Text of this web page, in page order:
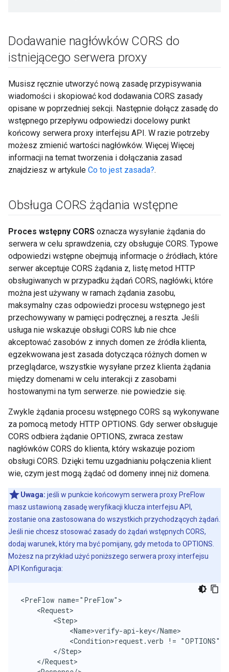
Dodawanie nagłówków CORS do
istniejącego serwera proxy
Musisz ręcznie utworzyć nową zasadę przypisywania
wiadomości i skopiować kod dodawania CORS zasady
opisane w poprzedniej sekcji. Następnie dołącz zasadę do
wstępnego przepływu odpowiedzi docelowy punkt
końcowy serwera proxy interfejsu API. W razie potrzeby
możesz zmienić wartości nagłówków. Więcej Więcej
informacji na temat tworzenia i dołączania zasad
znajdziesz w artykule Co to jest zasada?.
Obsługa CORS żądania wstępne
Proces wstępny CORS oznacza wysyłanie żądania do
serwera w celu sprawdzenia, czy obsługuje CORS. Typowe
odpowiedzi wstępne obejmują informacje o źródłach, które
serwer akceptuje CORS żądania z, listę metod HTTP
obsługiwanych w przypadku żądań CORS, nagłówki, które
można jest używany w ramach żądania zasobu,
maksymalny czas odpowiedzi procesu wstępnego jest
przechowywany w pamięci podręcznej, a reszta. Jeśli
usługa nie wskazuje obsługi CORS lub nie chce
akceptować zasobów z innych domen ze źródła klienta,
egzekwowana jest zasada dotycząca różnych domen w
przeglądarce, wszystkie wysyłane przez klienta żądania
między domenami w celu interakcji z zasobami
hostowanymi na tym serwerze. nie powiedzie się.
Zwykle żądania procesu wstępnego CORS są wykonywane
za pomocą metody HTTP OPTIONS. Gdy serwer obsługuje
CORS odbiera żądanie OPTIONS, zwraca zestaw
nagłówków CORS do klienta, który wskazuje poziom
obsługi CORS. Dzięki temu uzgadnianiu połączenia klient
wie, czym jest mogą żądać od domeny innej niż domena.
Uwaga: jeśli w punkcie końcowym serwera proxy PreFlow
masz ustawioną zasadę weryfikacji klucza interfejsu API,
zostanie ona zastosowana do wszystkich przychodzących żądań.
Jeśli nie chcesz stosować zasady do żądań wstępnych CORS,
dodaj warunek, który ma być pomijany, gdy metoda to OPTIONS.
Możesz na przykład użyć poniższego serwera proxy interfejsu
API Konfiguracja:
<PreFlow name="PreFlow">
    <Request>
        <Step>
            <Name>verify-api-key</Name>
<Condition>request.verb !=
        </Step>
    </Request>